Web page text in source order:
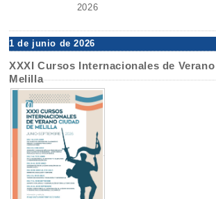
2026
1 de junio de 2026
XXXI Cursos Internacionales de
Melilla